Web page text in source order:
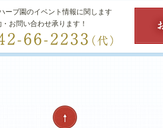
ーブ園のイベント情報に関します
・お問い合わせ承ります！